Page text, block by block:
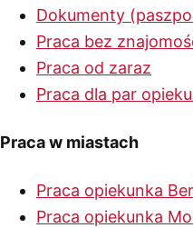
Dokumenty
Praca bez
Praca od zaraz
Praca dla par
Praca w miastach
Praca opiekunka
Praca opiekunka